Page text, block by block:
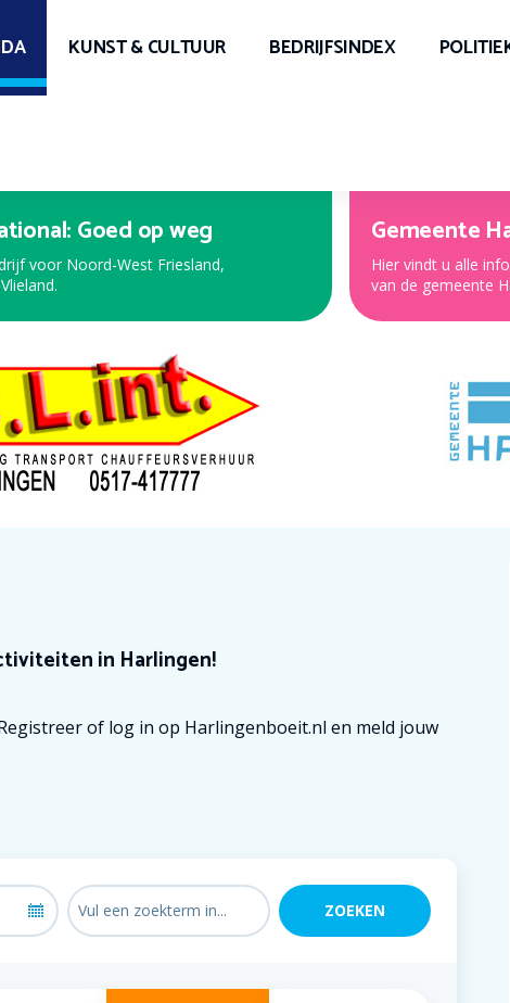
KUNST & CULTUUR BEDRIJFSINDEX
Goed op weg
voor Noord-West Friesland,
Gemeente
Hier vindt u alle
van de gemeente
in Harlingen!
of log in op Harlingenboeit.nl en meld jouw